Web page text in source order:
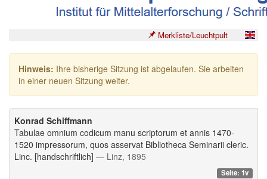
Merkliste/Leuchtpult
Hinweis: Ihre bisherige Sitzung ist abgelaufen. Sie arbeiten
in einer neuen Sitzung weiter.
Konrad Schiffmann
Tabulae omnium codicum manu scriptorum et annis 1470-
1520 impressorum, quos asservat Bibliotheca Seminarii cleric.
Linc. [handschriftlich] — Linz, 1895
Seite: 1v